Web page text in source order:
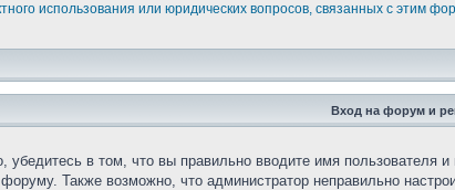
использования или юридических вопросов, связанных с этим
Вход на форум и
убедитесь в том, что вы правильно вводите имя
Также возможно, что администратор неправильно